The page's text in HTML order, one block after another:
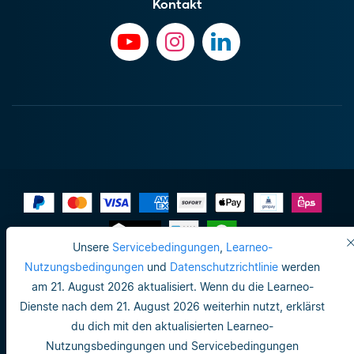
Unsere Servicebedingungen, Learneo-
Nutzungsbedingungen und Datenschutzrichtlinie werden
am 21. August 2026 aktualisiert. Wenn du die Learneo-
Dienste nach dem 21. August 2026 weiterhin nutzt, erklärst
du dich mit den aktualisierten Learneo-
Nutzungsbedingungen und Servicebedingungen
Kontakt
Impressum
Datenschutzrichtlinie
Do not sell or share my personal info